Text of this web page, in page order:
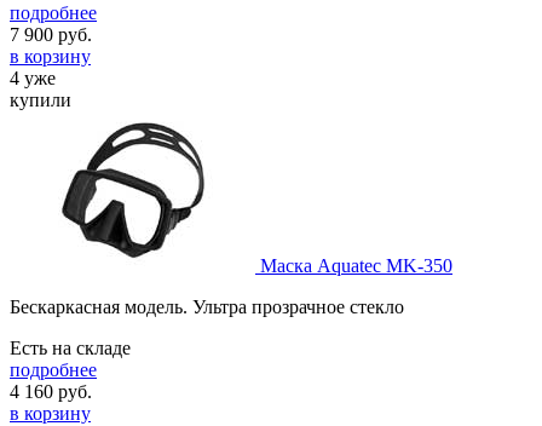
подробнее
7 900 руб.
в корзину
4 уже
купили
Маска Aquatec MK-350
Бескаркасная модель. Ультра прозрачное стекло
Есть на складе
подробнее
4 160 руб.
в корзину